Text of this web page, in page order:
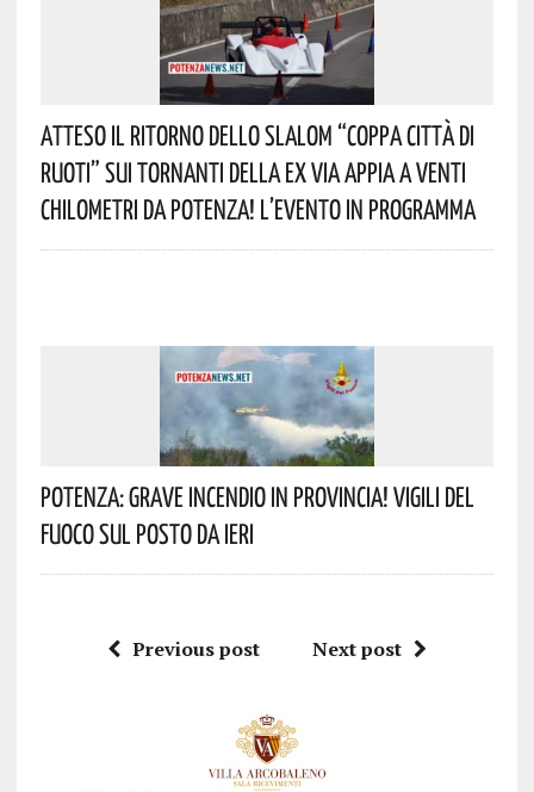
Atteso Il Ritorno Dello Slalom “Coppa Città Di
Ruoti” Sui Tornanti Della Ex Via Appia A Venti
Chilometri Da Potenza! L’evento In Programma
Potenza: Grave Incendio In Provincia! Vigili Del
Fuoco Sul Posto Da Ieri
Previous post Next post